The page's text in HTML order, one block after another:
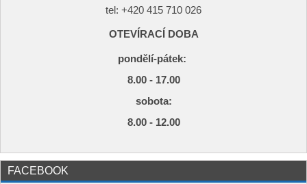
tel: +420 415 710 026
OTEVÍRACÍ DOBA
pondělí-pátek:
8.00 - 17.00
sobota:
8.00 - 12.00
FACEBOOK